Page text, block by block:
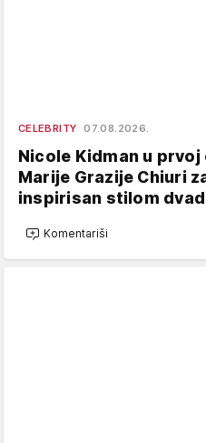
CELEBRITY 07.08.2026.
Nicole Kidman u
Marije Grazije Chiuri
inspirisan stilom
Komentariši